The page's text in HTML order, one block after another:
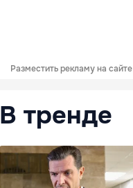
Разместить рекламу на сайте
В тренде